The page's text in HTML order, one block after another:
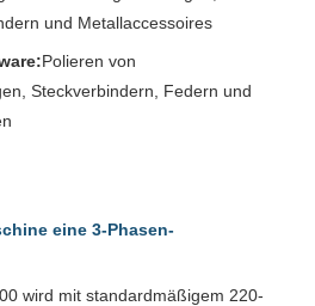
und Metallaccessoires
Polieren von
Steckverbindern, Federn und
eine 3-Phasen-
wird mit standardmäßigem 220-